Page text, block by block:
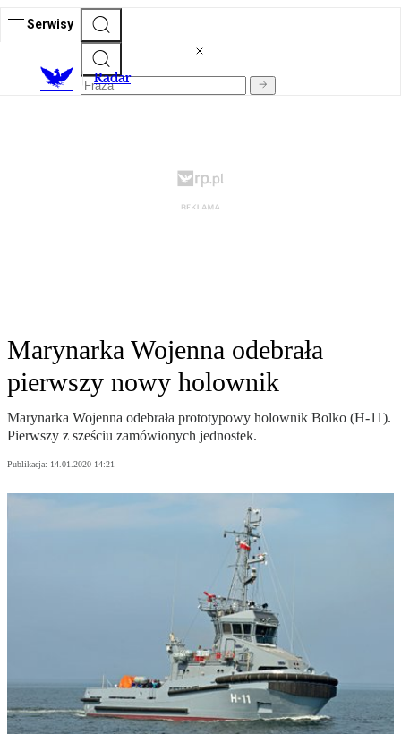
Serwisy
Radar
Marynarka Wojenna odebrała
pierwszy nowy holownik
Marynarka Wojenna odebrała prototypowy holownik Bolko (H-11).
Pierwszy z sześciu zamówionych jednostek.
Publikacja: 14.01.2020 14:21